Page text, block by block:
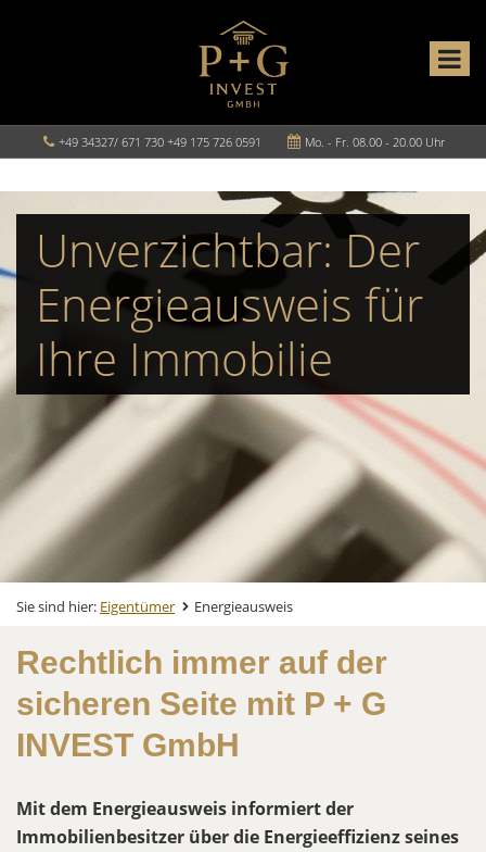
+49 34327/ 671 730 +49 175 726 0591 Mo. - Fr. 08.00 - 20.00 Uhr
Unverzichtbar: Der
Energieausweis für
Ihre Immobilie
Sie sind hier: Eigentümer Energieausweis
Rechtlich immer auf der
sicheren Seite mit P + G
INVEST GmbH
Mit dem Energieausweis informiert der
Immobilienbesitzer über die Energieeffizienz seines